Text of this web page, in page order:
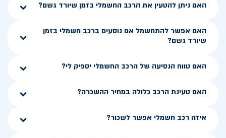
האם ניתן להטעין את הרכב החשמלי בזמן שיורד גשם?
האם אפשר להתחשמל אם נוסעים ברכב חשמלי בזמן
שיורד גשם?
האם טווח הנסיעה של הרכב החשמלי יספיק לי?
האם טעינת הרכב כלולה במחיר ההשכרה?
איזה רכב חשמלי אפשר לשכור?